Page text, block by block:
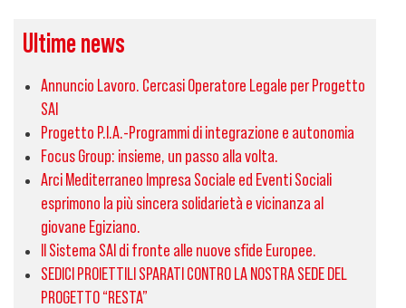
Ultime news
Annuncio Lavoro. Cercasi Operatore Legale per Progetto
SAI
Progetto P.I.A.-Programmi di integrazione e autonomia
Focus Group: insieme, un passo alla volta.
Arci Mediterraneo Impresa Sociale ed Eventi Sociali
esprimono la più sincera solidarietà e vicinanza al
giovane Egiziano.
Il Sistema SAI di fronte alle nuove sfide Europee.
SEDICI PROIETTILI SPARATI CONTRO LA NOSTRA SEDE DEL
PROGETTO “RESTA”